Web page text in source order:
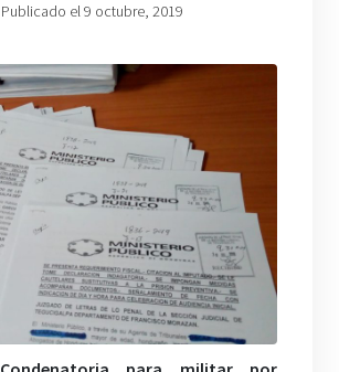
Publicado el 9 octubre, 2019